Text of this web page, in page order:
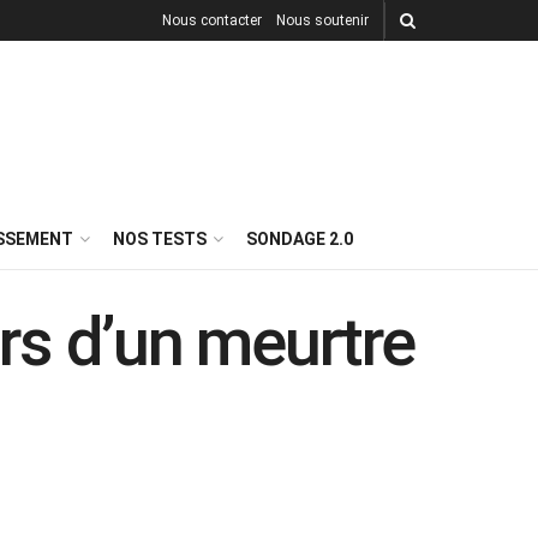
Nous contacter Nous soutenir
NOS TESTS SONDAGE 2.0
d’un meurtre